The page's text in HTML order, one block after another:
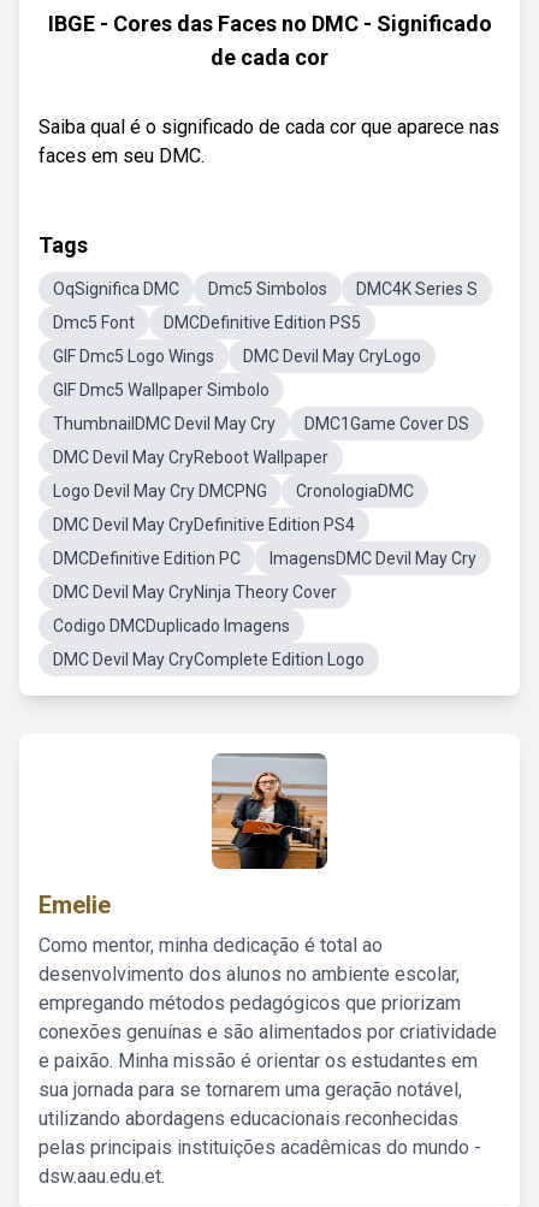
IBGE - Cores das Faces no DMC - Significado
de cada cor
Saiba qual é o significado de cada cor que aparece nas
faces em seu DMC.
Tags
OqSignifica DMC Dmc5 Simbolos
DMC4K Series S
Dmc5 Font
DMCDefinitive Edition PS5
GIF Dmc5 Logo Wings
DMC Devil May CryLogo
GIF Dmc5 Wallpaper Simbolo
ThumbnailDMC Devil May Cry
DMC1Game Cover DS
DMC Devil May CryReboot Wallpaper
Logo Devil May Cry DMCPNG
CronologiaDMC
DMC Devil May CryDefinitive Edition PS4
DMCDefinitive Edition PC
ImagensDMC Devil May Cry
DMC Devil May CryNinja Theory Cover
Codigo DMCDuplicado Imagens
DMC Devil May CryComplete Edition Logo
Emelie
Como mentor, minha dedicação é total ao
desenvolvimento dos alunos no ambiente escolar,
empregando métodos pedagógicos que priorizam
conexões genuínas e são alimentados por criatividade
e paixão. Minha missão é orientar os estudantes em
sua jornada para se tornarem uma geração notável,
utilizando abordagens educacionais reconhecidas
pelas principais instituições acadêmicas do mundo -
dsw.aau.edu.et.